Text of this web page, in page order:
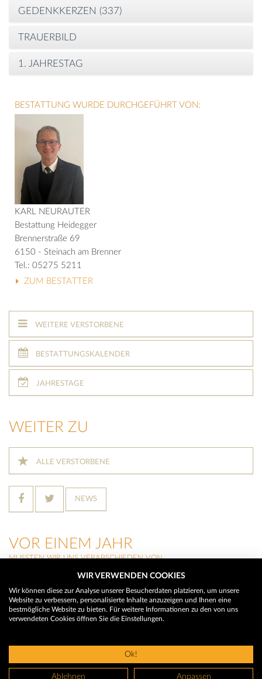
GEDENKKERZEN (337)
TRAUERBILD
1. JAHRESTAG
BESTATTUNG WURDE DURCHGEFÜHRT VON:
KARL NEURAUTER
Bestattung Heidegger
Brennerstraße 69
6150 - Steinach am Brenner
Tel.: 05275 5211
ZUM BESTATTER
WEITERE VERSTORBENE
BESTATTUNGSKALENDER
JAHRESTAGE
WEITER ZU
ALLE VERSTORBENE
NEWS
VOR EINEM JAHR
MUSSTEN WIR UNS VERABSCHIEDEN VON
THERESIA RAINER
(Neustift im Stubaital)
HILDEGARD BUCHEGGER
(Trins)
© 2026 Trauerhilfe - Das Trauerportal
WIR VERWENDEN COOKIES
Wir können diese zur Analyse unserer Besucherdaten platzieren, um unsere
Website zu verbessern, personalisierte Inhalte anzuzeigen und Ihnen eine
bestmögliche Website zu bieten. Für weitere Informationen zu den von uns
verwendeten Cookies öffnen Sie die Einstellungen.
Ok!
Ablehnen Anpassen